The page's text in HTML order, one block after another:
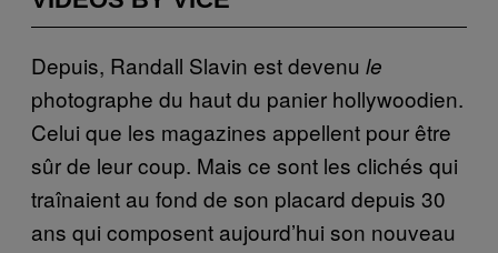
Depuis, Randall Slavin est devenu le
photographe du haut du panier hollywoodien.
Celui que les magazines appellent pour être
sûr de leur coup. Mais ce sont les clichés qui
traînaient au fond de son placard depuis 30
ans qui composent aujourd’hui son nouveau